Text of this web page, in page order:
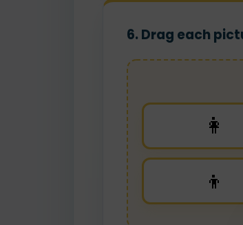
6. Drag each
👩
👦